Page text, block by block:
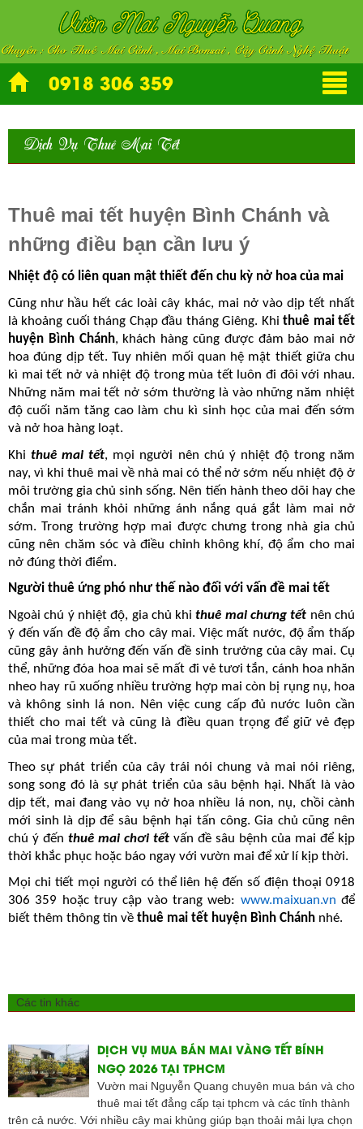
0918 306 359
Dịch Vụ Thuê Mai Tết
Thuê mai tết huyện Bình Chánh và
những điều bạn cần lưu ý
Nhiệt độ có liên quan mật thiết đến chu kỳ nở hoa của mai
Cũng như hầu hết các loài cây khác, mai nở vào dịp tết nhất
là khoảng cuối tháng Chạp đầu tháng Giêng. Khithuê mai tết
huyện Bình Chánh, khách hàng cũng được đảm bảo mai nở
hoa đúng dịp tết. Tuy nhiên mối quan hệ mật thiết giữa chu
kì mai tết nở và nhiệt độ trong mùa tết luôn đi đôi với nhau.
Những năm mai tết nở sớm thường là vào những năm nhiệt
độ cuối năm tăng cao làm chu kì sinh học của mai đến sớm
và nở hoa hàng loạt.
Khithuê mai tết, mọi người nên chú ý nhiệt độ trong năm
nay, vì khi thuê mai về nhà mai có thể nở sớm nếu nhiệt độ ở
môi trường gia chủ sinh sống. Nên tiến hành theo dõi hay che
chắn mai tránh khỏi những ánh nắng quá gắt làm mai nở
sớm. Trong trường hợp mai được chưng trong nhà gia chủ
cũng nên chăm sóc và điều chỉnh không khí, độ ẩm cho mai
nở đúng thời điểm.
Người thuê ứng phó như thế nào đối với vấn đề mai tết
Ngoài chú ý nhiệt độ, gia chủ khithuê mai chưng tết nên chú
ý đến vấn đề độ ẩm cho cây mai. Việc mất nước, độ ẩm thấp
cũng gây ảnh hưởng đến vấn đề sinh trưởng của cây mai. Cụ
thể, những đóa hoa mai sẽ mất đi vẻ tươi tắn, cánh hoa nhăn
nheo hay rũ xuống nhiều trường hợp mai còn bị rụng nụ, hoa
và không sinh lá non. Nên việc cung cấp đủ nước luôn cần
thiết cho mai tết và cũng là điều quan trọng để giữ vẻ đẹp
của mai trong mùa tết.
Theo sự phát triển của cây trái nói chung và mai nói riêng,
song song đó là sự phát triển của sâu bệnh hại. Nhất là vào
dịp tết, mai đang vào vụ nở hoa nhiều lá non, nụ, chồi cành
mới sinh là dịp để sâu bệnh hại tấn công. Gia chủ cũng nên
chú ý đến thuê mai chơi tết vấn đề sâu bệnh của mai để kịp
thời khắc phục hoặc báo ngay với vườn mai để xử lí kịp thời.
Mọi chi tiết mọi người có thể liên hệ đến số điện thoại 0918
306 359 hoặc truy cập vào trang web: www.maixuan.vn để
biết thêm thông tin về thuê mai tết huyện Bình Chánh nhé.
Các tin khác
DỊCH VỤ MUA BÁN MAI VÀNG TẾT BÍNH
NGỌ 2026 TẠI TPHCM
Vườn mai Nguyễn Quang chuyên mua bán và cho
thuê mai tết đẳng cấp tại tphcm và các tỉnh thành
trên cả nước. Với nhiều cây mai khủng giúp bạn thoải mải lựa chọn